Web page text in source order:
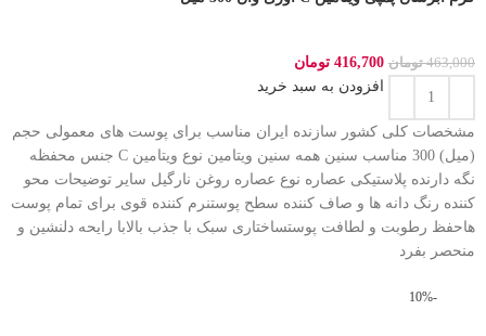
463,000 تومان 416,700 تومان
افزودن به سبد خرید
مشخصات کلی کشور سازنده ایران مناسب برای پوست های معمولی حجم
(میل) 300 مناسب سنین همه سنین ویتامین نوع ویتامین C جنس محفظه
نگه دارنده پلاستیکی عصاره نوع عصاره روغن نارگیل سایر توضیحات محو
کننده رنگ دانه ها و صاف کننده سطح پوستنرم کننده قوی برای تمام پوست
هاحفظ رطوبت و لطافت پوستساختاری سبک با جذب بالابا رایحه دلنشین و
منحصر بفرد
-10%